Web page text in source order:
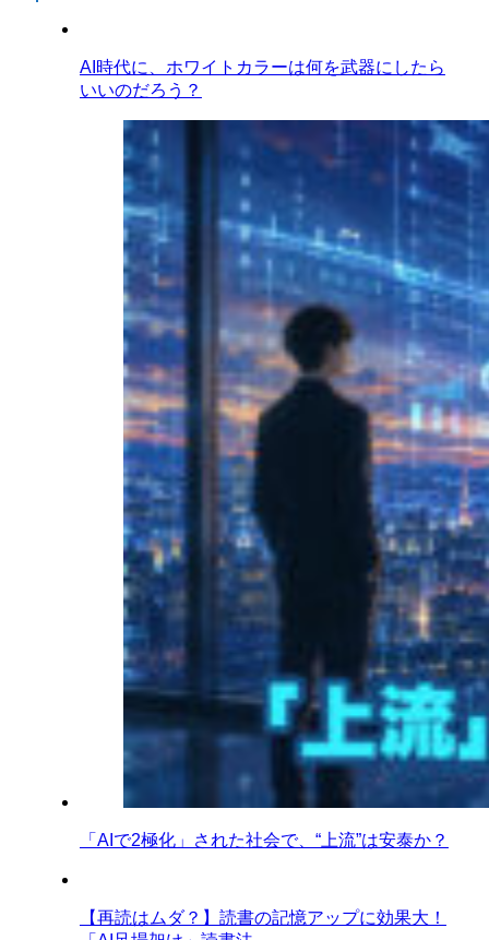
AI時代に、ホワイトカラーは何を武器にしたら
いいのだろう？
「AIで2極化」された社会で、“上流”は安泰か？
【再読はムダ？】読書の記憶アップに効果大！